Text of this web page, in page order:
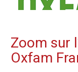
Zoom sur
Oxfam